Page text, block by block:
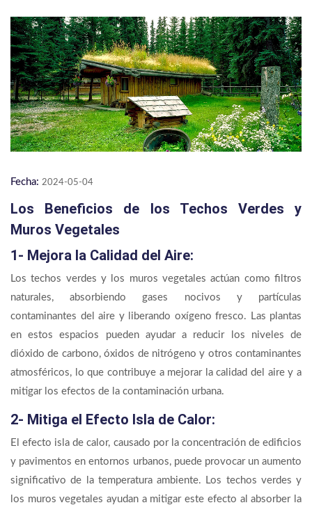
Fecha: 2024-05-04
Los Beneficios de los Techos Verdes y
Muros Vegetales
1- Mejora la Calidad del Aire:
Los techos verdes y los muros vegetales actúan como filtros
naturales, absorbiendo gases nocivos y partículas
contaminantes del aire y liberando oxígeno fresco. Las plantas
en estos espacios pueden ayudar a reducir los niveles de
dióxido de carbono, óxidos de nitrógeno y otros contaminantes
atmosféricos, lo que contribuye a mejorar la calidad del aire y a
mitigar los efectos de la contaminación urbana.
2- Mitiga el Efecto Isla de Calor:
El efecto isla de calor, causado por la concentración de edificios
y pavimentos en entornos urbanos, puede provocar un aumento
significativo de la temperatura ambiente. Los techos verdes y
los muros vegetales ayudan a mitigar este efecto al absorber la